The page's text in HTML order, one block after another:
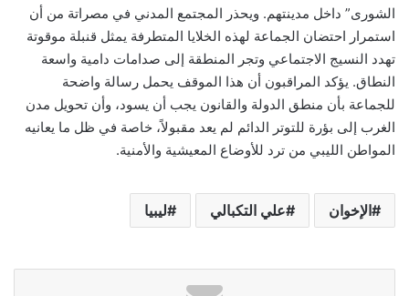
الشورى” داخل مدينتهم. ويحذر المجتمع المدني في مصراتة من أن
استمرار احتضان الجماعة لهذه الخلايا المتطرفة يمثل قنبلة موقوتة
تهدد النسيج الاجتماعي وتجر المنطقة إلى صدامات دامية واسعة
النطاق. يؤكد المراقبون أن هذا الموقف يحمل رسالة واضحة
للجماعة بأن منطق الدولة والقانون يجب أن يسود، وأن تحويل مدن
الغرب إلى بؤرة للتوتر الدائم لم يعد مقبولاً، خاصة في ظل ما يعانيه
المواطن الليبي من ترد للأوضاع المعيشية والأمنية.
الإخوان علي التكبالي ليبيا